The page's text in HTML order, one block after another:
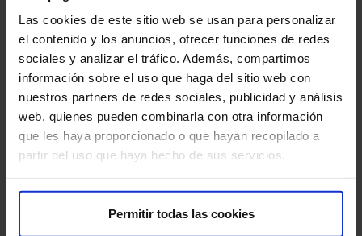
Las cookies de este sitio web se usan para personalizar
el contenido y los anuncios, ofrecer funciones de redes
sociales y analizar el tráfico. Además, compartimos
información sobre el uso que haga del sitio web con
nuestros partners de redes sociales, publicidad y análisis
web, quienes pueden combinarla con otra información
que les haya proporcionado o que hayan recopilado a
partir del uso que haya hecho de sus servicios.
Permitir todas las cookies
También te puede interesar